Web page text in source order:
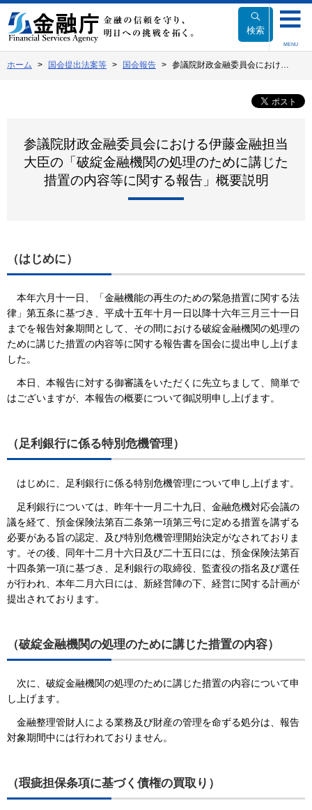
文
へ
動
検索
MENU
ホーム 国会提出法案等 国会報告 参議院財政金融委員会におけ…
参議院財政金融委員会における伊藤金融担当
大臣の「破綻金融機関の処理のために講じた
措置の内容等に関する報告」概要説明
（はじめに）
本年六月十一日、「金融機能の再生のための緊急措置に関する法
律」第五条に基づき、平成十五年十月一日以降十六年三月三十一日
までを報告対象期間として、その間における破綻金融機関の処理の
ために講じた措置の内容等に関する報告書を国会に提出申し上げま
した。
本日、本報告に対する御審議をいただくに先立ちまして、簡単で
はございますが、本報告の概要について御説明申し上げます。
（足利銀行に係る特別危機管理）
はじめに、足利銀行に係る特別危機管理について申し上げます。
足利銀行については、昨年十一月二十九日、金融危機対応会議の
議を経て、預金保険法第百二条第一項第三号に定める措置を講ずる
必要がある旨の認定、及び特別危機管理開始決定がなされておりま
す。その後、同年十二月十六日及び二十五日には、預金保険法第百
十四条第一項に基づき、足利銀行の取締役、監査役の指名及び選任
が行われ、本年二月六日には、新経営陣の下、経営に関する計画が
提出されております。
（破綻金融機関の処理のために講じた措置の内容）
次に、破綻金融機関の処理のために講じた措置の内容について申
し上げます。
金融整理管財人による業務及び財産の管理を命ずる処分は、報告
対象期間中には行われておりません。
（瑕疵担保条項に基づく債権の買取り）